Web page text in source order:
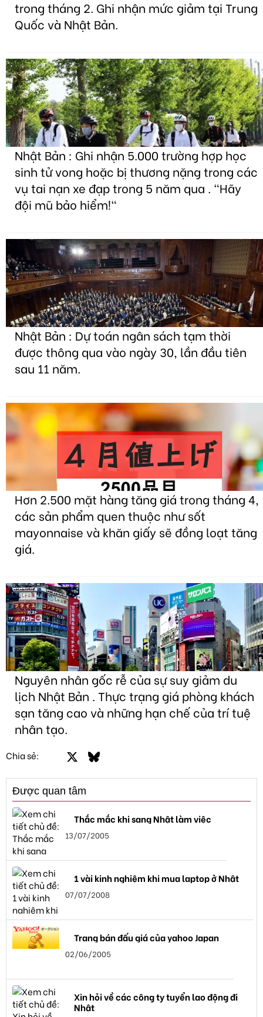
trong tháng 2. Ghi nhận mức giảm tại Trung
Quốc và Nhật Bản.
Nhật Bản : Ghi nhận 5.000 trường hợp học
sinh tử vong hoặc bị thương nặng trong các
vụ tai nạn xe đạp trong 5 năm qua . "Hãy
đội mũ bảo hiểm!"
Nhật Bản : Dự toán ngân sách tạm thời
được thông qua vào ngày 30, lần đầu tiên
sau 11 năm.
Hơn 2.500 mặt hàng tăng giá trong tháng 4,
các sản phẩm quen thuộc như sốt
mayonnaise và khăn giấy sẽ đồng loạt tăng
giá.
Nguyên nhân gốc rễ của sự suy giảm du
lịch Nhật Bản . Thực trạng giá phòng khách
sạn tăng cao và những hạn chế của trí tuệ
nhân tạo.
Chia sẻ: FacebookBluesky
Được quan tâm
Thắc mắc khi sang Nhật làm việc
13/07/2005
1 vài kinh nghiệm khi mua laptop ở Nhật
07/07/2008
Trang bán đấu giá của yahoo Japan
02/06/2005
Xin hỏi về các công ty tuyển lao động đi
Nhật